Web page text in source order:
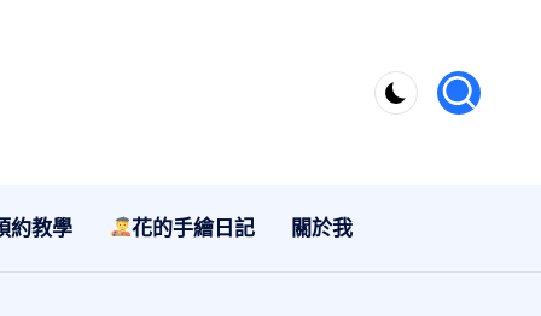
約教學 花的手繪日記 關於我